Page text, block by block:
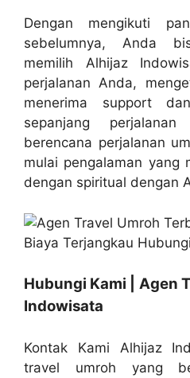
Dengan mengikuti
sebelumnya, Anda
memilih Alhijaz
perjalanan Anda,
menerima support
sepanjang
berencana perjalanan
mulai pengalaman yang
dengan spiritual dengan
Hubungi Kami | Agen
Indowisata
Kontak Kami Alhijaz
travel umroh yang